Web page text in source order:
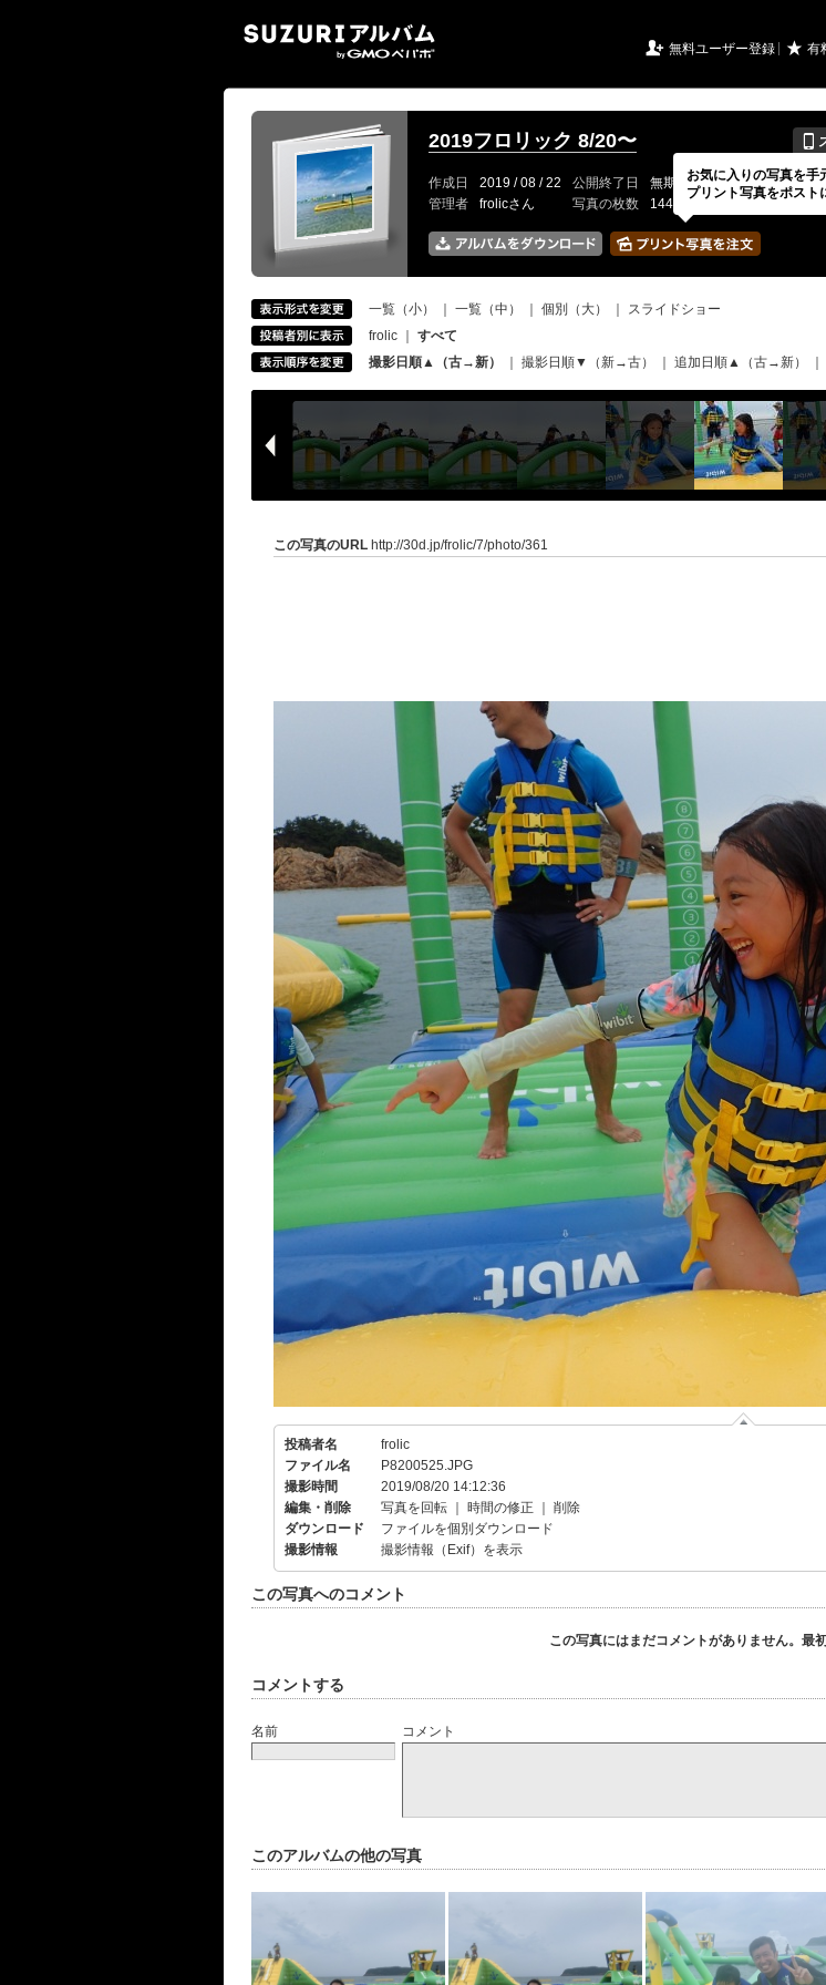
 無料ユーザー登録 ★ 有
2019フロリック 8/20〜 📱
作成日 2019 / 08 / 22 公開終了日 無期限 イベントの
管理者
frolicさん 写真の枚数 1441 / 2000枚
一覧（小） 一覧（中） 個別（大）
スライドショー
frolic
すべて
撮影日順▲（古→新）
撮影日順▼（新→古） 追加日順▲（古→新）
この写真のURL http://30d.jp/frolic/7/photo/361
投稿者名
frolic
ファイル名
P8200525.JPG
撮影時間
2019/08/20 14:12:36
編集・削除
写真を回転 時間の修正
削除
ダウンロード
ファイルを個別ダウンロード
撮影情報
撮影情報（Exif）を表示
この写真へのコメント
この写真にはまだコメントがありません。最
コメントする
名前 コメント
このアルバムの他の写真
お気に入りの写真を手
プリント写真をポスト